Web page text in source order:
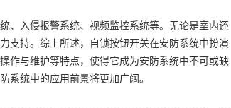
、入侵报警系统、视频监控系统等。无论是室内还
支持。综上所述，自锁按钮开关在安防系统中扮演
作与维护等特点，使得它成为安防系统中不可或缺
系统中的应用前景将更加广阔。